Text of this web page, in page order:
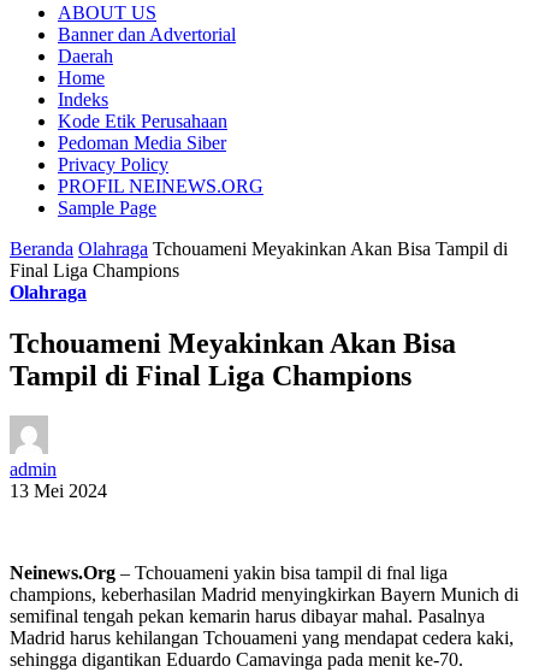
ABOUT US
Banner dan Advertorial
Daerah
Home
Indeks
Kode Etik Perusahaan
Pedoman Media Siber
Privacy Policy
PROFIL NEINEWS.ORG
Sample Page
Beranda Olahraga Tchouameni Meyakinkan Akan Bisa Tampil di
Final Liga Champions
Olahraga
Tchouameni Meyakinkan Akan Bisa
Tampil di Final Liga Champions
admin
13 Mei 2024
Neinews.Org – Tchouameni yakin bisa tampil di fnal liga
champions, keberhasilan Madrid menyingkirkan Bayern Munich di
semifinal tengah pekan kemarin harus dibayar mahal. Pasalnya
Madrid harus kehilangan Tchouameni yang mendapat cedera kaki,
sehingga digantikan Eduardo Camavinga pada menit ke-70.